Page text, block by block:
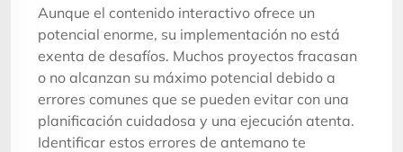
Aunque el contenido interactivo ofrece un
potencial enorme, su implementación no está
exenta de desafíos. Muchos proyectos fracasan
o no alcanzan su máximo potencial debido a
errores comunes que se pueden evitar con una
planificación cuidadosa y una ejecución atenta.
Identificar estos errores de antemano te